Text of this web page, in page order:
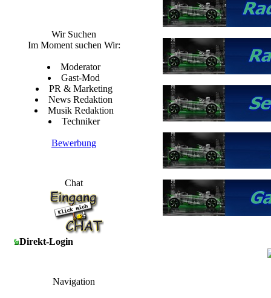
Wir Suchen
Im Moment suchen Wir:
Moderator
Gast-Mod
PR & Marketing
News Redaktion
Musik Redaktion
Techniker
Bewerbung
Chat
Direkt-Login
Navigation